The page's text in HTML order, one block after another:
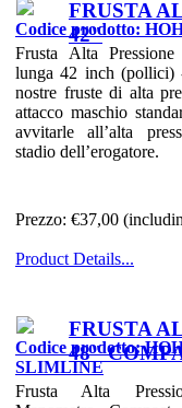
FRUSTA
42"
Codice prodotto:
Frusta Alta
lunga 42 inch (pollici)
nostre fruste di alta
attacco maschio
avvitarle all’alta
stadio dell’erogatore.
Prezzo: €37,00
Product Details...
FRUSTA
48"
Codice prodotto:
SLIMLINE
Frusta Alta